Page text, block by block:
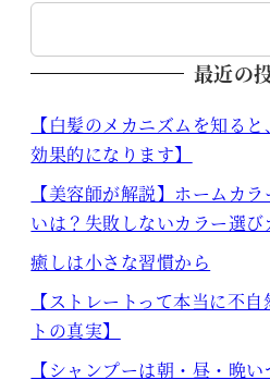
最近の
【白髪のメカニズムを知る
効果的になります】
【美容師が解説】ホームカ
いは？失敗しないカラー選び
癒しは小さな習慣から
【ストレートって本当に不
トの真実】
【シャンプーは朝・昼・晩い